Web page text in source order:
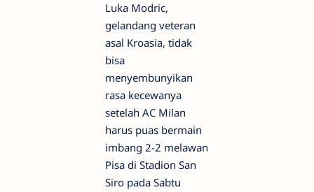
Luka Modric,
gelandang veteran
asal Kroasia, tidak
bisa
menyembunyikan
rasa kecewanya
setelah AC Milan
harus puas bermain
imbang 2-2 melawan
Pisa di Stadion San
Siro pada Sabtu